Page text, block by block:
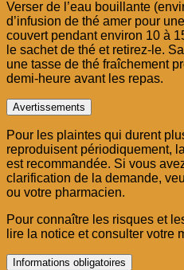
Verser de l’eau bouillante
d’infusion de thé amer pour
couvert pendant environ 10 à
le sachet de thé et retirez-le.
une tasse de thé fraîchement
demi-heure avant les repas.
Avertissements
Pour les plaintes qui durent
reproduisent périodiquement,
est recommandée. Si vous
clarification de la demande,
ou votre pharmacien.
Pour connaître les risques et
lire la notice et consulter votre
Informations obligatoires